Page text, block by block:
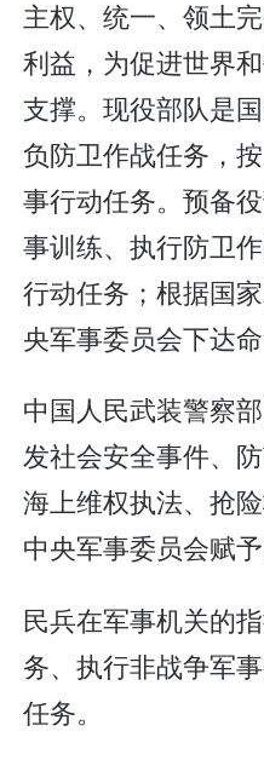
主权、统一、领土
利益，为促进世界
支撑。现役部队是
负防卫作战任务，
事行动任务。预备
事训练、执行防卫
行动任务；根据国
央军事委员会下达
中国人民武装警察
发社会安全事件、
海上维权执法、抢
中央军事委员会赋予
民兵在军事机关的
务、执行非战争军
任务。